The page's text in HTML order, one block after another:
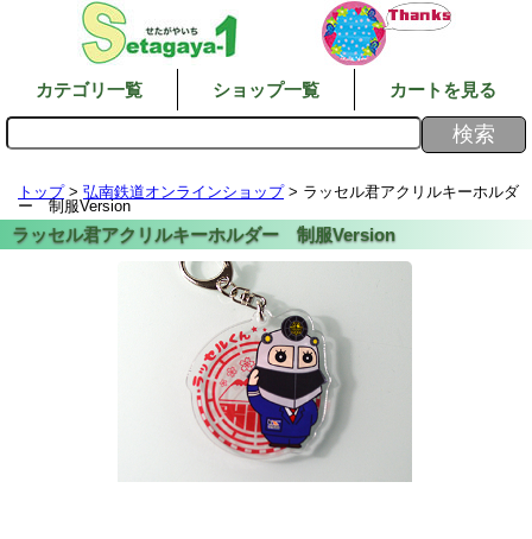
カテゴリ一覧 ショップ一覧 カートを見る
トップ> 弘南鉄道オンラインショップ> ラッセル君アクリルキーホルダ
ー 制服Version